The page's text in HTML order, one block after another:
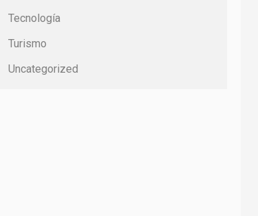
Tecnología
Turismo
Uncategorized